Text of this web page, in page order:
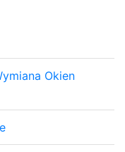
Okien